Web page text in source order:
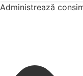
Administrează